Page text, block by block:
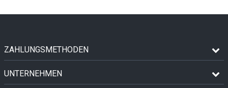
ZAHLUNGSMETHODEN
UNTERNEHMEN